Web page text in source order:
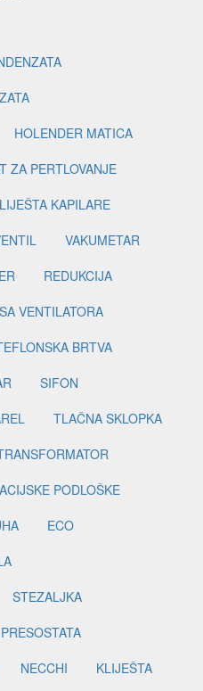
HOLENDER MATICA
ZA PERTLOVANJE
KAPILARE
VAKUMETAR
REDUKCIJA
VENTILATORA
BRTVA
SIFON
TLAČNA SKLOPKA
PODLOŠKE
ECO
STEZALJKA
NECCHI
KLIJEŠTA